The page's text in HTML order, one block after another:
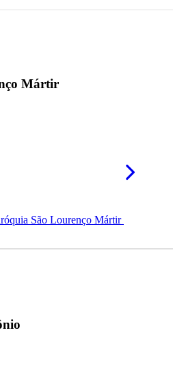
Mártir
São Lourenço Mártir